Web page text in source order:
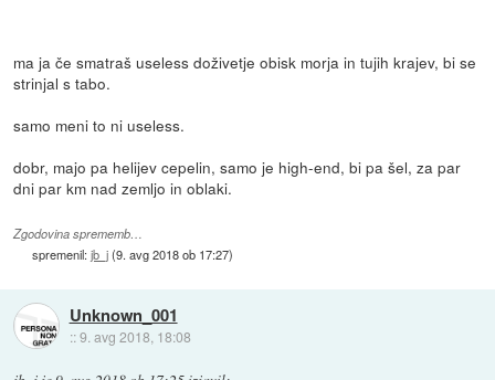
ma ja če smatraš useless doživetje obisk morja in tujih krajev, bi se
strinjal s tabo.
samo meni to ni useless.
dobr, majo pa helijev cepelin, samo je high-end, bi pa šel, za par
dni par km nad zemljo in oblaki.
Zgodovina sprememb…
spremenil:jb_j(9. avg 2018 ob 17:27)
Unknown_001
::9. avg 2018, 18:08